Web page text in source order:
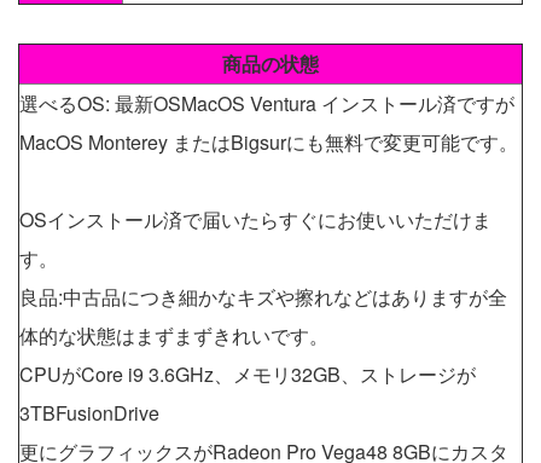
商品の状態
選べるOS: 最新OSMacOS Ventura インストール済ですが
MacOS Monterey またはBigsurにも無料で変更可能です。
OSインストール済で届いたらすぐにお使いいただけま
す。
良品:中古品につき細かなキズや擦れなどはありますが全
体的な状態はまずまずきれいです。
CPUがCore i9 3.6GHz、メモリ32GB、ストレージが
3TBFusionDrive
更にグラフィックスがRadeon Pro Vega48 8GBにカスタ